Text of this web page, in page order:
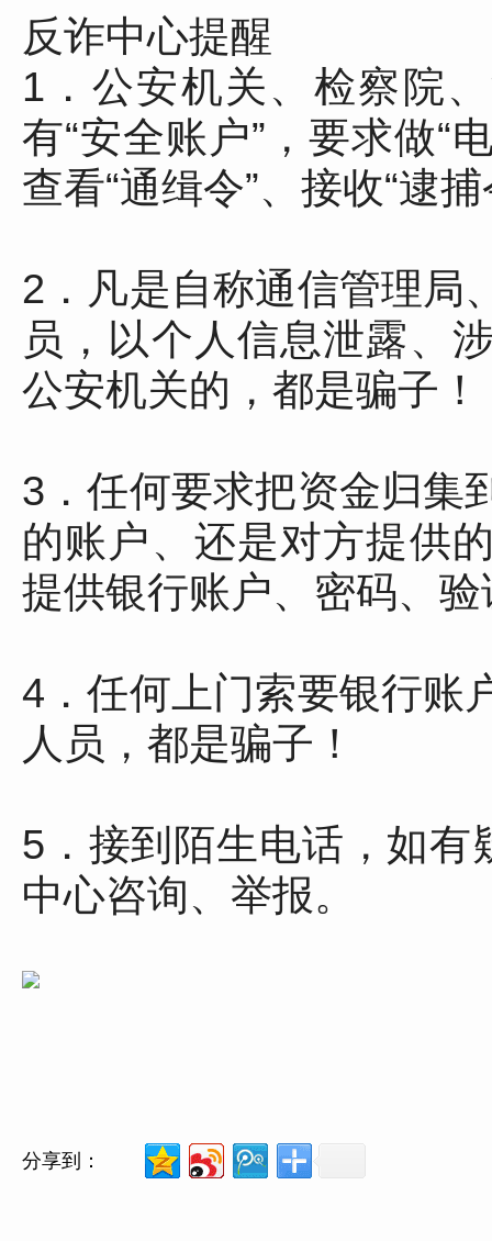
反诈中心提醒
1．公安机关、检察院
有“安全账户”，要求做“
查看“通缉令”、接收“逮
2．凡是自称通信管理局
员，以个人信息泄露、
公安机关的，都是骗子！
3．任何要求把资金归集
的账户、还是对方提供
提供银行账户、密码、
4．任何上门索要银行账
人员，都是骗子！
5．接到陌生电话，如有
中心咨询、举报。
分享到：